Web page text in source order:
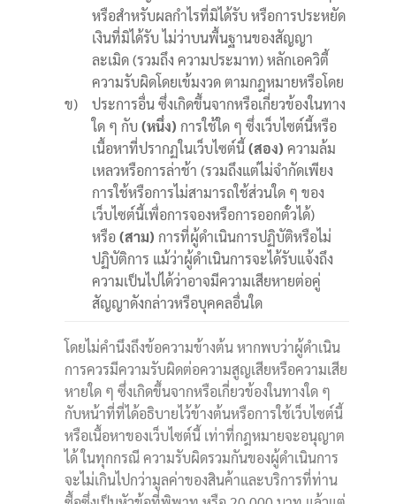
ข)
หรือสำหรับผลกำไรที่มิได้รับ หรือการประหยัด
เงินที่มิได้รับ ไม่ว่าบนพื้นฐานของสัญญา
ละเมิด (รวมถึง ความประมาท) หลักเอควิตี้
ความรับผิดโดยเข้มงวด ตามกฎหมายหรือโดย
ประการอื่น ซึ่งเกิดขึ้นจากหรือเกี่ยวข้องในทาง
ใด ๆ กับ (หนึ่ง) การใช้ใด ๆ ซึ่งเว็บไซต์นี้หรือ
เนื้อหาที่ปรากฏในเว็บไซต์นี้(สอง) ความล้ม
เหลวหรือการล่าช้า (รวมถึงแต่ไม่จำกัดเพียง
การใช้หรือการไม่สามารถใช้ส่วนใด ๆ ของ
เว็บไซต์นี้เพื่อการจองหรือการออกตั๋วได้)
หรือ(สาม) การที่ผู้ดำเนินการปฏิบัติหรือไม่
ปฏิบัติการ แม้ว่าผู้ดำเนินการจะได้รับแจ้งถึง
ความเป็นไปได้ว่าอาจมีความเสียหายต่อคู่
สัญญาดังกล่าวหรือบุคคลอื่นใด
โดยไม่คำนึงถึงข้อความข้างต้น หากพบว่าผู้ดำเนิน
การควรมีความรับผิดต่อความสูญเสียหรือความเสีย
หายใด ๆ ซึ่งเกิดขึ้นจากหรือเกี่ยวข้องในทางใด ๆ
กับหน้าที่ที่ได้อธิบายไว้ข้างต้นหรือการใช้เว็บไซต์นี้
หรือเนื้อหาของเว็บไซต์นี้ เท่าที่กฎหมายจะอนุญาต
ได้ ในทุกกรณี ความรับผิดรวมกันของผู้ดำเนินการ
จะไม่เกินไปกว่ามูลค่าของสินค้าและบริการที่ท่าน